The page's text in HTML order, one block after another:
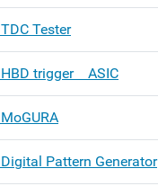
TDC Tester
HBD trigger ASIC
MoGURA
Digital Pattern Generator